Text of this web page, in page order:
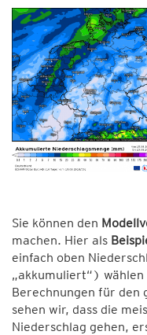
Sie können den
machen. Hier als
einfach oben
„akkumuliert“) wählen
Berechnungen für den
sehen wir, dass die
Niederschlag gehen,